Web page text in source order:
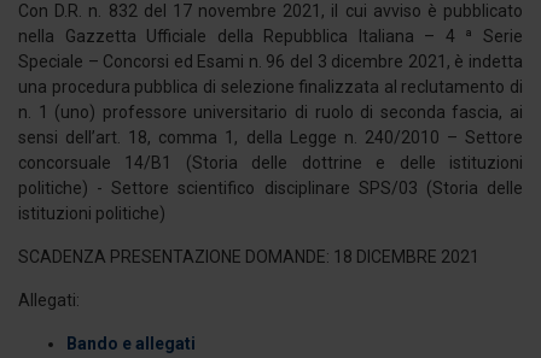
Con D.R. n. 832 del 17 novembre 2021, il cui avviso è pubblicato
nella Gazzetta Ufficiale della Repubblica Italiana – 4 ª Serie
Speciale – Concorsi ed Esami n. 96 del 3 dicembre 2021, è indetta
una procedura pubblica di selezione finalizzata al reclutamento di
n. 1 (uno) professore universitario di ruolo di seconda fascia, ai
sensi dell’art. 18, comma 1, della Legge n. 240/2010 – Settore
concorsuale 14/B1 (Storia delle dottrine e delle istituzioni
politiche) - Settore scientifico disciplinare SPS/03 (Storia delle
istituzioni politiche)
SCADENZA PRESENTAZIONE DOMANDE: 18 DICEMBRE 2021
Allegati:
Bando e allegati